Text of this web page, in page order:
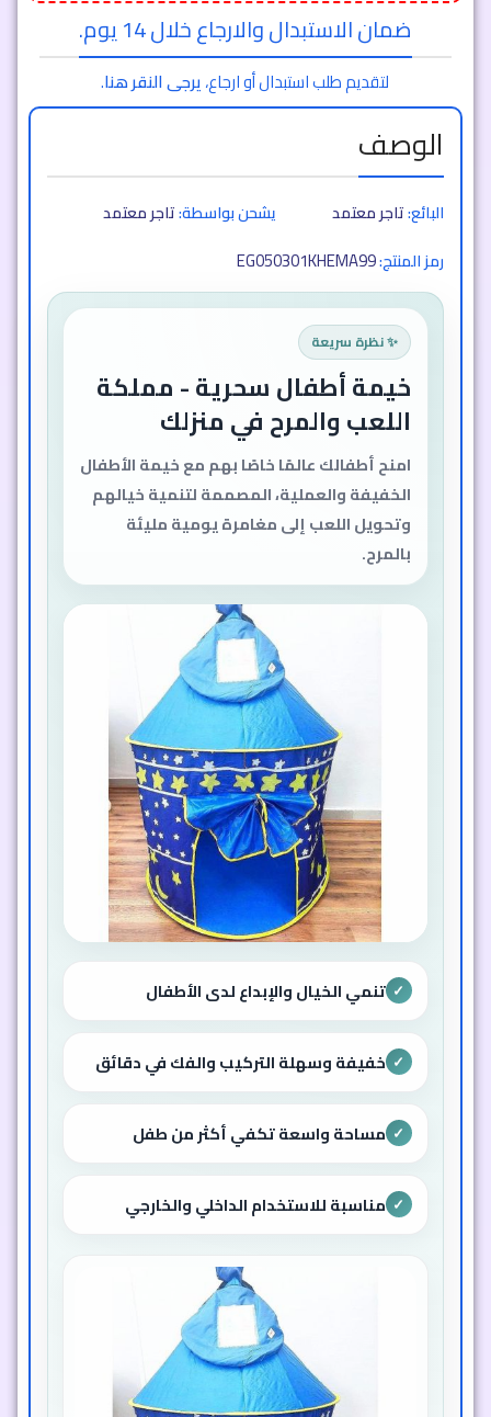
ضمان الاستبدال والارجاع خلال 14 يوم.
لتقديم طلب استبدال أو ارجاع،يرجى النقر هنا.
الوصف
البائع:تاجر معتمد يشحن بواسطة:تاجر معتمد
رمز المنتج:EG050301KHEMA99
✨ نظرة سريعة
خيمة أطفال سحرية - مملكة
اللعب والمرح في منزلك
امنح أطفالك عالمًا خاصًا بهم مع خيمة الأطفال
الخفيفة والعملية، المصممة لتنمية خيالهم
وتحويل اللعب إلى مغامرة يومية مليئة
بالمرح.
✓ تنمي الخيال والإبداع لدى الأطفال
✓ خفيفة وسهلة التركيب والفك في دقائق
✓ مساحة واسعة تكفي أكثر من طفل
✓ مناسبة للاستخدام الداخلي والخارجي